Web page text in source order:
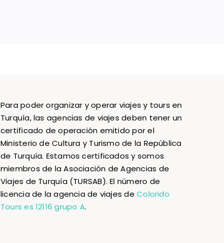
Para poder organizar y operar viajes y tours en
Turquía, las agencias de viajes deben tener un
certificado de operación emitido por el
Ministerio de Cultura y Turismo de la República
de Turquía. Estamos certificados y somos
miembros de la Asociación de Agencias de
Viajes de Turquía (TURSAB). El número de
licencia de la agencia de viajes deColorido
Tours es 12116 grupo A.